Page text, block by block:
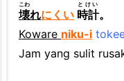
壊
こわ
れにくい 時計
とけい
。
Koware niku-i
Jam yang sulit